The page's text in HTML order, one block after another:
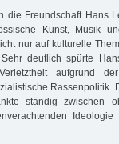
die Freundschaft Hans
Kunst, Musik
nur auf kulturelle
deutlich spürte
aufgrund
Rassenpolitik.
ständig zwischen